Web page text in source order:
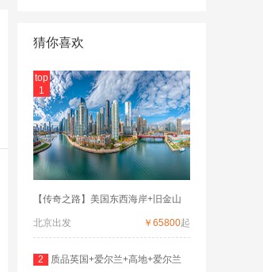
猜你喜欢
top
1
【传奇之路】美国东西海岸+旧金山
北京出发 ￥65800起
2 质品英国+爱尔兰+高地+爱尔兰